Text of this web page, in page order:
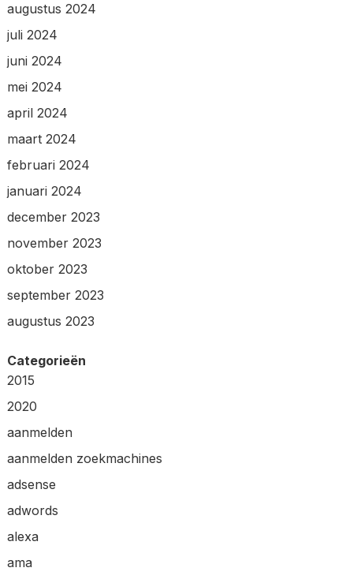
augustus 2024
juli 2024
juni 2024
mei 2024
april 2024
maart 2024
februari 2024
januari 2024
december 2023
november 2023
oktober 2023
september 2023
augustus 2023
Categorieën
2015
2020
aanmelden
aanmelden zoekmachines
adsense
adwords
alexa
ama